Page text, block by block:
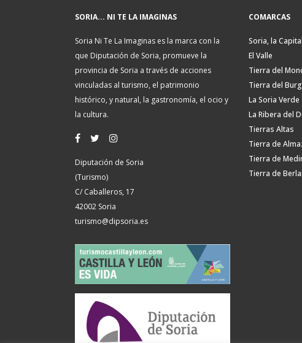
SORIA... NI TE LA IMAGINAS
Soria Ni Te La Imaginas es la marca con la
que Diputación de Soria, promueve la
provincia de Soria a través de acciones
vinculadas al turismo, el patrimonio
histórico, y natural, la gastronomía, el ocio y
la cultura.
Diputación de Soria
(Turismo)
C/ Caballeros, 17
42002 Soria
turismo@dipsoria.es
COMARCAS
Soria, la Capital
El Valle
Tierra del
Tierra del
La Soria Verde
La Ribera del
Tierras Altas
Tierra de
Tierra de
Tierra de